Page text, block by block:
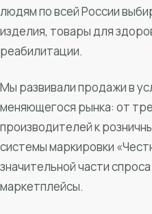
людям по всей России
изделия, товары для
реабилитации.
Мы развивали продажи в
меняющегося рынка: от
производителей к
системы маркировки
значительной части
маркетплейсы.